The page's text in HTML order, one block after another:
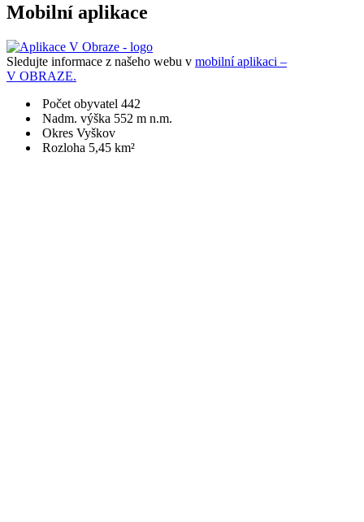
Mobilní aplikace
Sledujte informace z našeho webu v mobilní aplikaci –
V OBRAZE.
Počet obyvatel 442
Nadm. výška 552 m n.m.
Okres Vyškov
Rozloha 5,45 km²